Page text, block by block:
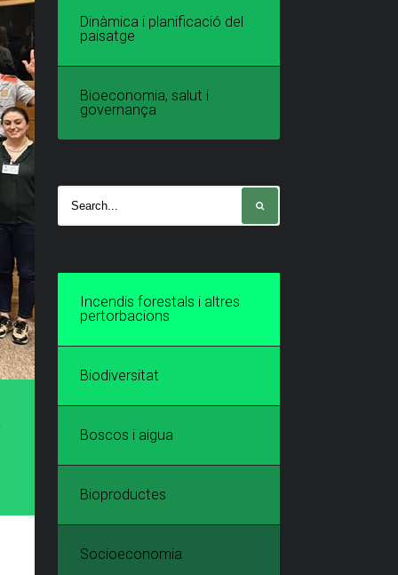
Dinàmica i planificació del
paisatge
Bioeconomia, salut i
governança
Incendis forestals i altres
pertorbacions
Biodiversitat
Boscos i aigua
Bioproductes
Socioeconomia